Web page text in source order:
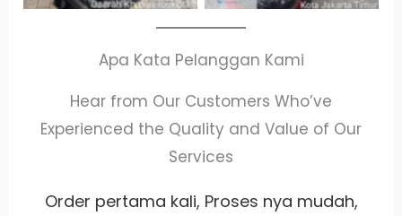
Apa Kata Pelanggan Kami
Hear from Our Customers Who’ve
Experienced the Quality and Value of Our
Services
Whort it bangetpelayananramah